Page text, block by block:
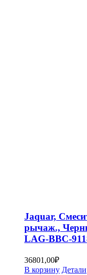
Jaquar,
рычаж.,
LAG-BBC-
36801,00₽
В корзину Детали